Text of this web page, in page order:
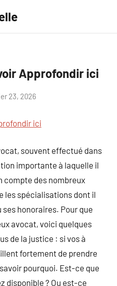
Approfondir ici
23, 2026
ici
souvent effectué dans
importante à laquelle il
compte des nombreux
les spécialisations dont il
honoraires. Pour que
avocat, voici quelques
de la justice : si vos à
fortement de prendre
pourquoi. Est-ce que
disponible ? Ou est-ce